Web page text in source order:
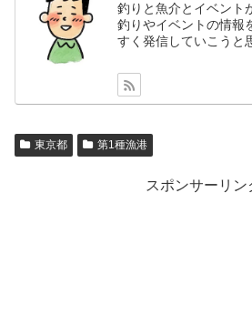
釣りと魚介とイベント
釣りやイベントの情報
すく発信していこうと
東京都 第1種漁港
スポンサーリン